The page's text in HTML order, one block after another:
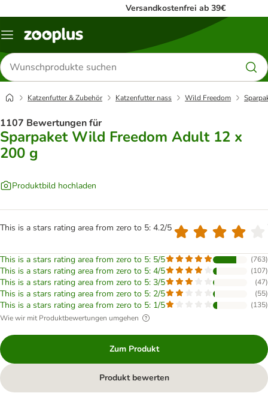
Versandkostenfrei ab 39€
Menü
Produkte
suchen
Katzenfutter & Zubehör Katzenfutter nass Wild Freedom
1107 Bewertungen für
Sparpaket Wild Freedom Adult 12 x
200 g
Produktbild hochladen
This is a stars rating area from zero to 5: 4.2/5
This is a stars rating area from zero to 5: 5/5 (763)
This is a stars rating area from zero to 5: 4/5 (107)
This is a stars rating area from zero to 5: 3/5 (47)
This is a stars rating area from zero to 5: 2/5 (55)
This is a stars rating area from zero to 5: 1/5 (135)
Wie wir mit Produktbewertungen umgehen
Zum Produkt
Produkt bewerten